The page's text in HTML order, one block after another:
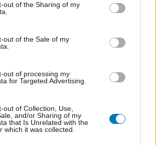
visit or usage behaviour. You may click to
to Google and its third-party tags to
below specified purposes in below Google
out of the Sharing of my
out of the Sale of my
out of processing my
for Targeted Advertising.
out of Collection, Use,
and/or Sharing of my
that Is Unrelated with the
which it was collected.
Hozzászólások
toplista - ezek
legSIMpatikusabb